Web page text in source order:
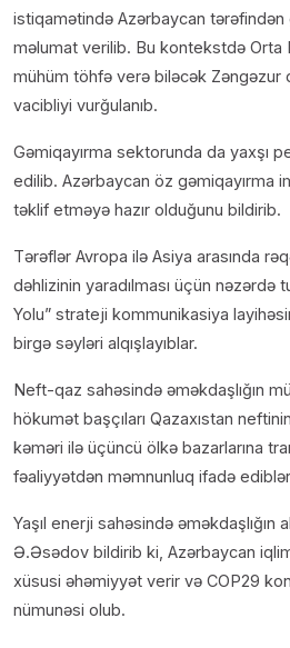
istiqamətində Azərbaycan tərəfindən
məlumat verilib. Bu kontekstdə Orta
mühüm töhfə verə biləcək Zəngəzur
vacibliyi vurğulanıb.
Gəmiqayırma sektorunda da yaxşı
edilib. Azərbaycan öz gəmiqayırma
təklif etməyə hazır olduğunu bildirib.
Tərəflər Avropa ilə Asiya arasında
dəhlizinin yaradılması üçün nəzərdə
Yolu” strateji kommunikasiya
birgə səyləri alqışlayıblar.
Neft-qaz sahəsində əməkdaşlığın
hökumət başçıları Qazaxıstan
kəməri ilə üçüncü ölkə bazarlarına
fəaliyyətdən məmnunluq ifadə
Yaşıl enerji sahəsində əməkdaşlığın
Ə.Əsədov bildirib ki, Azərbaycan
xüsusi əhəmiyyət verir və COP29
nümunəsi olub.